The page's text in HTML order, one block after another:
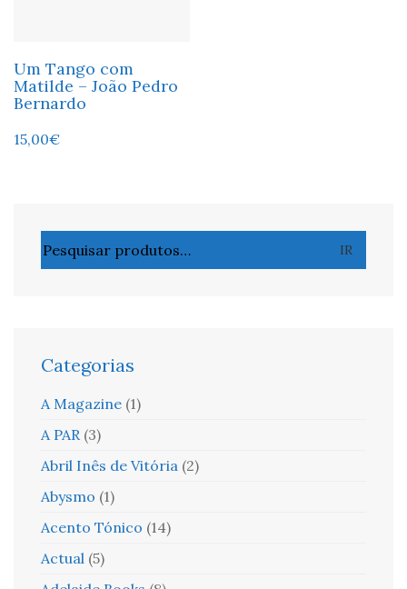
Um Tango com
Matilde – João Pedro
Bernardo
15,00€
por:
IR
Categorias
A Magazine (1)
A PAR (3)
Abril Inês de Vitória (2)
Abysmo (1)
Acento Tónico (14)
Actual (5)